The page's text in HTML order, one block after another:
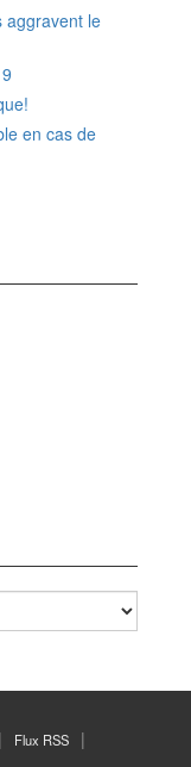
aggravent le
en cas de
Flux RSS